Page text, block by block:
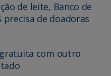
de leite, Banco de
precisa de doadoras
gratuita com outro